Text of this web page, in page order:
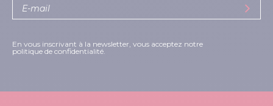
En vous inscrivant à la newsletter, vous acceptez notre
politique de confidentialité.